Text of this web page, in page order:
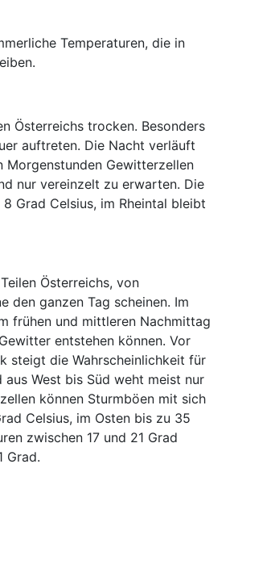
Temperaturen, die in
Österreichs trocken. Besonders
auftreten. Die Nacht verläuft
Gewitterzellen
nur vereinzelt zu erwarten. Die
Grad Celsius, im Rheintal bleibt
Österreichs, von
den ganzen Tag scheinen. Im
frühen und mittleren Nachmittag
entstehen können. Vor
steigt die Wahrscheinlichkeit für
West bis Süd weht meist nur
können Sturmböen mit sich
Celsius, im Osten bis zu 35
zwischen 17 und 21 Grad
Grad.